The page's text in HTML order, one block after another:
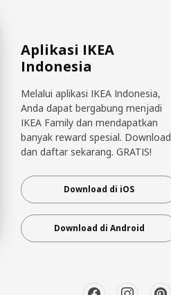
Aplikasi IKEA
Indonesia
Melalui aplikasi IKEA Indonesia,
Anda dapat bergabung menjadi
IKEA Family dan mendapatkan
banyak reward spesial. Download
dan daftar sekarang. GRATIS!
Download di iOS
Download di Android